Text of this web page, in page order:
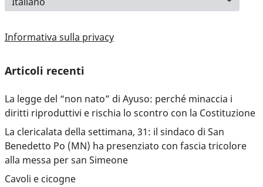
Informativa sulla privacy
Articoli recenti
La legge del “non nato” di Ayuso: perché minaccia i
diritti riproduttivi e rischia lo scontro con la Costituzione
La clericalata della settimana, 31: il sindaco di San
Benedetto Po (MN) ha presenziato con fascia tricolore
alla messa per san Simeone
Cavoli e cicogne